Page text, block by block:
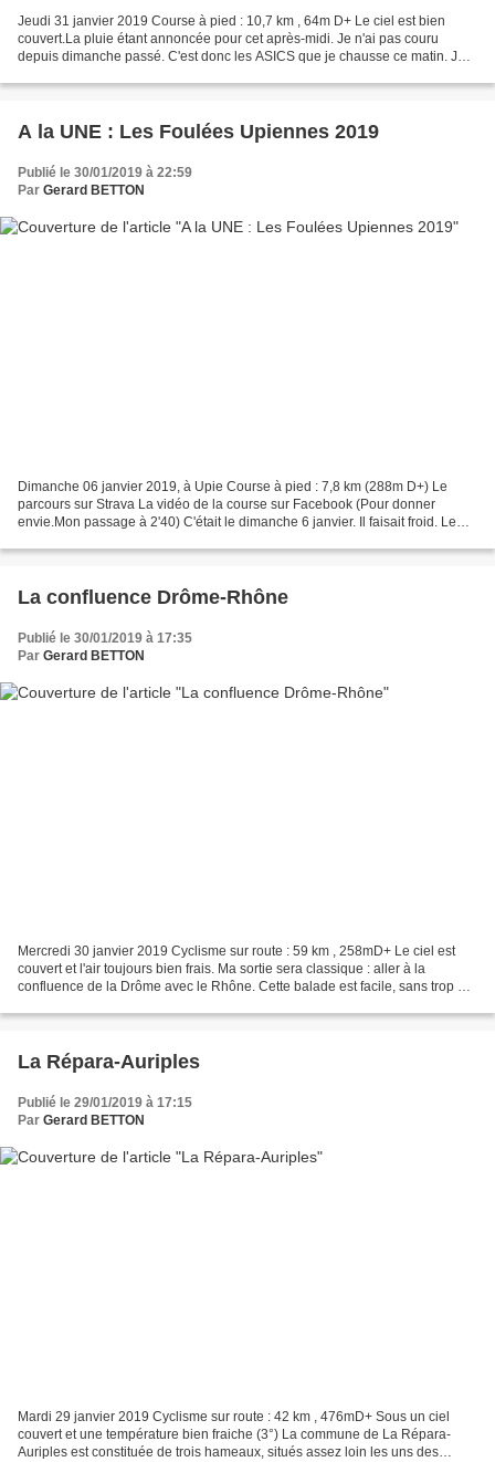
Jeudi 31 janvier 2019 Course à pied : 10,7 km , 64m D+ Le ciel est bien
couvert.La pluie étant annoncée pour cet après-midi. Je n'ai pas couru
depuis dimanche passé. C'est donc les ASICS que je chausse ce matin. Je
A la UNE : Les Foulées Upiennes 2019
Publié le 30/01/2019 à 22:59
Par Gerard BETTON
Dimanche 06 janvier 2019, à Upie Course à pied : 7,8 km (288m D+) Le
parcours sur Strava La vidéo de la course sur Facebook (Pour donner
envie.Mon passage à 2'40) C'était le dimanche 6 janvier. Il faisait froid. Le
La confluence Drôme-Rhône
Publié le 30/01/2019 à 17:35
Par Gerard BETTON
Mercredi 30 janvier 2019 Cyclisme sur route : 59 km , 258mD+ Le ciel est
couvert et l'air toujours bien frais. Ma sortie sera classique : aller à la
confluence de la Drôme avec le Rhône. Cette balade est facile, sans trop de
La Répara-Auriples
Publié le 29/01/2019 à 17:15
Par Gerard BETTON
Mardi 29 janvier 2019 Cyclisme sur route : 42 km , 476mD+ Sous un ciel
couvert et une température bien fraiche (3°) La commune de La Répara-
Auriples est constituée de trois hameaux, situés assez loin les uns des